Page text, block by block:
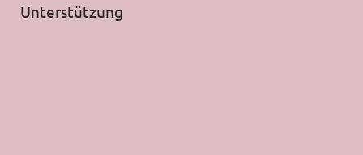
Unterstützung